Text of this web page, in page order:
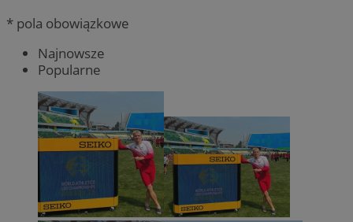
* pola obowiązkowe
Najnowsze
Popularne